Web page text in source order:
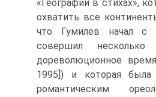
«Географии в стихах»,
охватить все
что Гумилев начал с
совершил
дореволюционное
1995]) и которая
романтическим